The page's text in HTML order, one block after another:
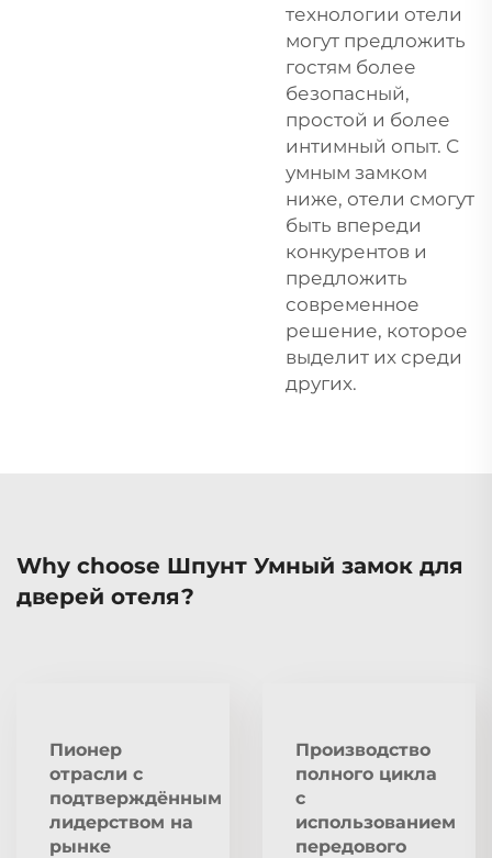
технологии отели
могут предложить
гостям более
безопасный,
простой и более
интимный опыт. С
умным замком
ниже, отели смогут
быть впереди
конкурентов и
предложить
современное
решение, которое
выделит их среди
других.
Why choose Шпунт Умный замок для
дверей отеля?
Пионер
отрасли с
подтверждённым
лидерством на
рынке
Производство
полного цикла
с
использованием
передового